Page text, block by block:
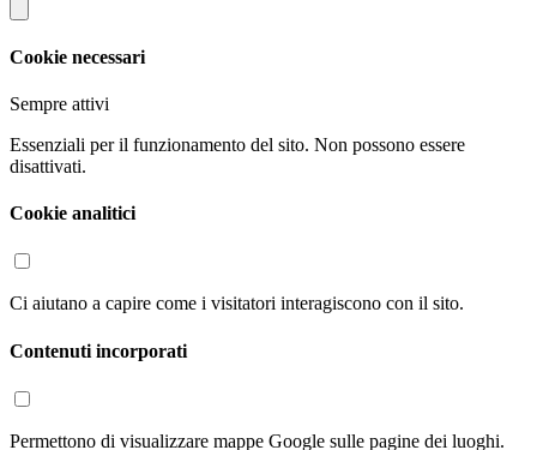
Cookie necessari
Sempre attivi
Essenziali per il funzionamento del sito. Non possono essere
disattivati.
Cookie analitici
Ci aiutano a capire come i visitatori interagiscono con il sito.
Contenuti incorporati
Permettono di visualizzare mappe Google sulle pagine dei luoghi.